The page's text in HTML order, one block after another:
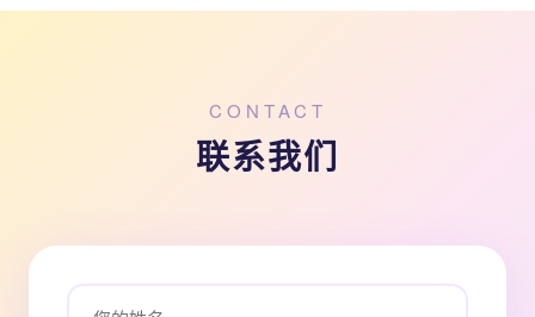
CONTACT
联系我们